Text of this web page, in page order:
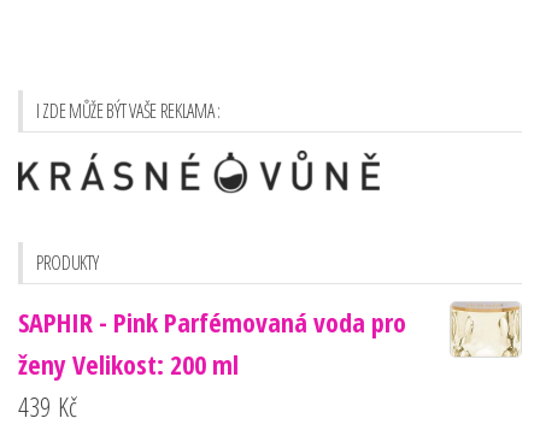
I ZDE MŮŽE BÝT VAŠE REKLAMA :
PRODUKTY
SAPHIR - Pink Parfémovaná voda pro
ženy Velikost: 200 ml
439 Kč